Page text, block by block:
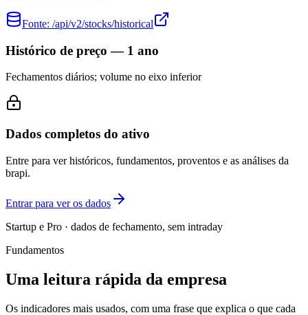
Fonte: /api/v2/stocks/historical
Histórico de preço — 1 ano
Fechamentos diários; volume no eixo inferior
Dados completos do ativo
Entre para ver históricos, fundamentos, proventos e as análises da
brapi.
Entrar para ver os dados
Startup e Pro · dados de fechamento, sem intraday
Fundamentos
Uma leitura rápida da empresa
Os indicadores mais usados, com uma frase que explica o que cada